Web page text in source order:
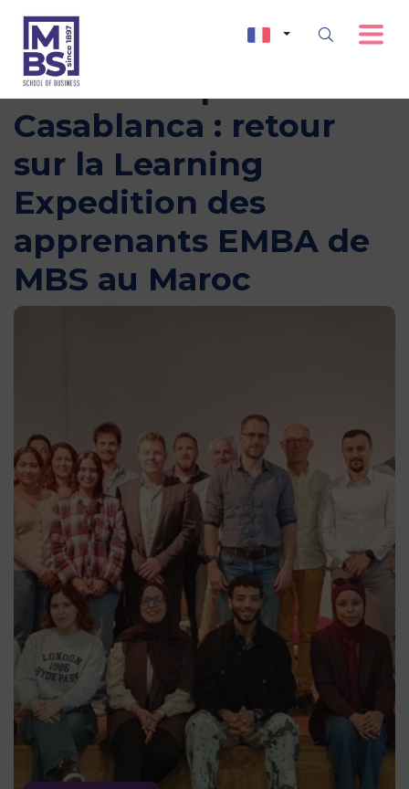
From Montpellier to
Casablanca : retour
sur la Learning
Expedition des
apprenants EMBA de
MBS au Maroc